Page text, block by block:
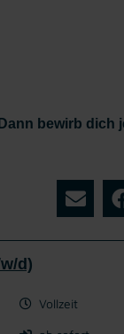
bewirb dich
d)
Vollzeit